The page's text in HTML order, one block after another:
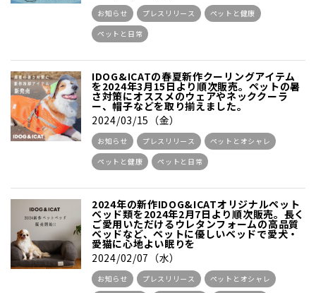
お知らせ プレスリリース
ペットと健康
ペットと日常
IDOG&ICATの春夏新作クーリングアイテム
を2024年3月15日より順次販売。ペットの暑
さ対策にオススメのウェアやネッククーラ
ー、帽子などを取り揃えました。
2024/03/15（金）
お知らせ プレスリリース
ペットとオシャレ
ペットと健康
ペットと日常
2024年の新作IDOG&ICATオリジナルペット
ベッド類を2024年2月7日より順次販売。長く
ご愛用いただけるウレタンフォームの高品質
ベッドなど、ペットに優しいベッドで愛犬・
愛猫に心地よい眠りを
2024/02/07（水）
お知らせ プレスリリース
ペットとオシャレ